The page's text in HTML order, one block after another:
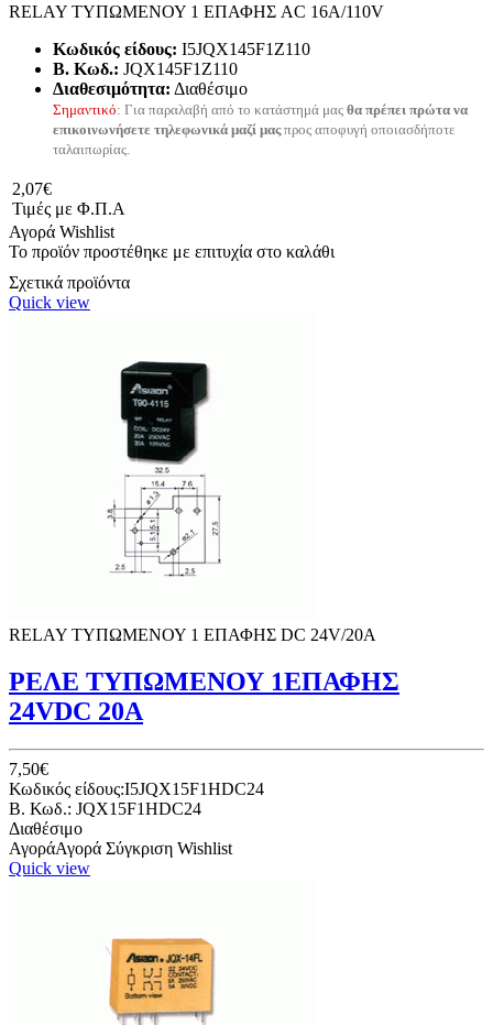
RELAY ΤΥΠΩΜΕΝΟΥ 1 ΕΠΑΦΗΣ AC 16A/110V
Κωδικός είδους: I5JQX145F1Z110
B. Κωδ.: JQX145F1Z110
Διαθεσιμότητα: Διαθέσιμο
Σημαντικό: Για παραλαβή από το κατάστημά μας θα πρέπει πρώτα να
επικοινωνήσετε τηλεφωνικά μαζί μαςπρος αποφυγή οποιασδήποτε
ταλαιπωρίας.
2,07€
Τιμές με Φ.Π.Α
Αγορά Wishlist
Το προϊόν προστέθηκε με επιτυχία στο καλάθι
Σχετικά προϊόντα
Quick view
RELAY ΤΥΠΩΜΕΝΟΥ 1 ΕΠΑΦΗΣ DC 24V/20A
ΡΕΛΕ ΤΥΠΩΜΕΝΟΥ 1ΕΠΑΦΗΣ
24VDC 20A
7,50€
Κωδικός είδους:I5JQX15F1HDC24
B. Κωδ.: JQX15F1HDC24
Διαθέσιμο
ΑγοράΑγορά Σύγκριση Wishlist
Quick view